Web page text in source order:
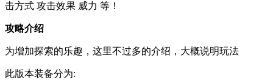
击方式 攻击效果 威力 等！
攻略介绍
为增加探索的乐趣，这里不过多的介绍，大概说明玩法
此版本装备分为: